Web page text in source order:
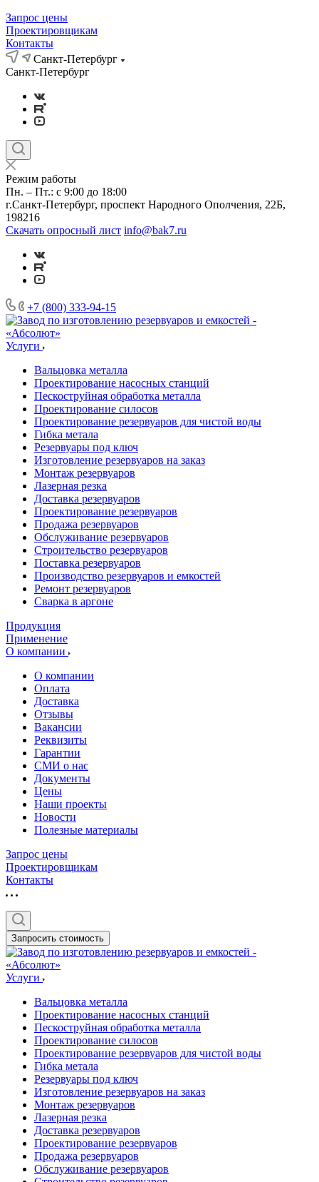
Запрос цены
Проектировщикам
Контакты
Санкт-Петербург
Санкт-Петербург
Режим работы
Пн. – Пт.: с 9:00 до 18:00
г.Санкт-Петербург, проспект Народного Ополчения, 22Б,
198216
Скачать опросный лист info@bak7.ru
+7 (800) 333-94-15
Услуги
Вальцовка металла
Проектирование насосных станций
Пескоструйная обработка металла
Проектирование силосов
Проектирование резервуаров для чистой воды
Гибка метала
Резервуары под ключ
Изготовление резервуаров на заказ
Монтаж резервуаров
Лазерная резка
Доставка резервуаров
Проектирование резервуаров
Продажа резервуаров
Обслуживание резервуаров
Cтроительство резервуаров
Поставка резервуаров
Производство резервуаров и емкостей
Ремонт резервуаров
Сварка в аргоне
Продукция
Применение
О компании
О компании
Оплата
Доставка
Отзывы
Вакансии
Реквизиты
Гарантии
СМИ о нас
Документы
Цены
Наши проекты
Новости
Полезные материалы
Запрос цены
Проектировщикам
Контакты
Запросить стоимость
Услуги
Вальцовка металла
Проектирование насосных станций
Пескоструйная обработка металла
Проектирование силосов
Проектирование резервуаров для чистой воды
Гибка метала
Резервуары под ключ
Изготовление резервуаров на заказ
Монтаж резервуаров
Лазерная резка
Доставка резервуаров
Проектирование резервуаров
Продажа резервуаров
Обслуживание резервуаров